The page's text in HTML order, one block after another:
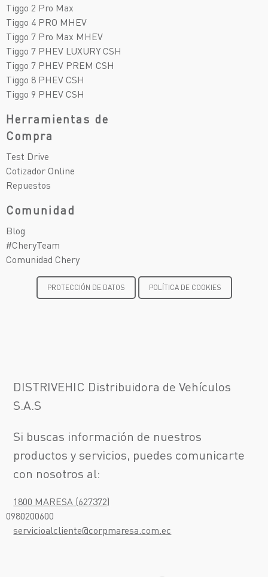
¡Escríbenos!
Tiggo 2 Pro Max
Tiggo 4 PRO MHEV
Tiggo 7 Pro Max MHEV
Tiggo 7 PHEV LUXURY CSH
Tiggo 7 PHEV PREM CSH
Tiggo 8 PHEV CSH
Tiggo 9 PHEV CSH
Herramientas de
Compra
Test Drive
Cotizador Online
Repuestos
Comunidad
Blog
#CheryTeam
Comunidad Chery
PROTECCIÓN DE DATOS POLÍTICA DE COOKIES
DISTRIVEHIC Distribuidora de Vehículos
S.A.S
Si buscas información de nuestros
productos y servicios, puedes comunicarte
con nosotros al:
1800 MARESA (627372)
0980200600
servicioalcliente@corpmaresa.com.ec